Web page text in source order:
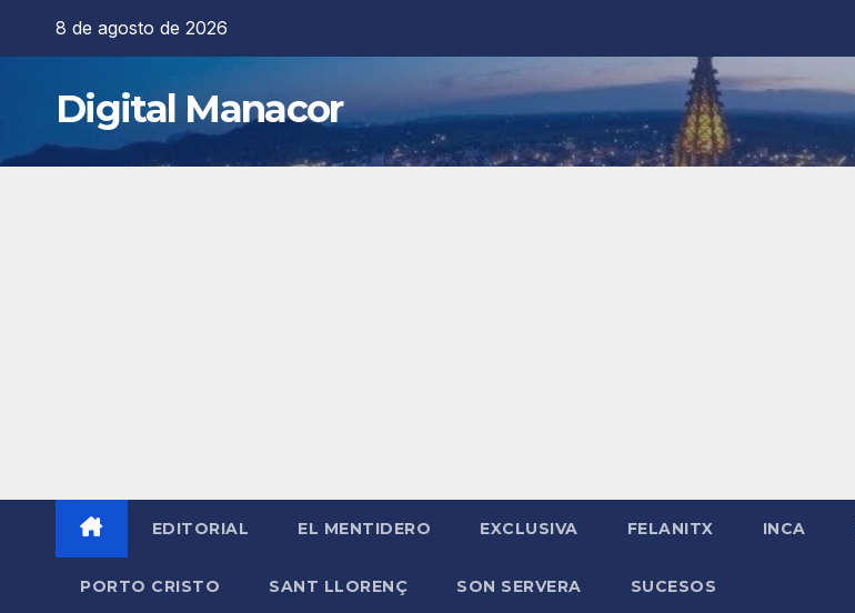
8 de agosto de 2026
Digital Manacor
EDITORIAL EL MENTIDERO EXCLUSIVA FELANITX INCA
PORTO CRISTO SANT LLORENÇ SON SERVERA SUCESOS